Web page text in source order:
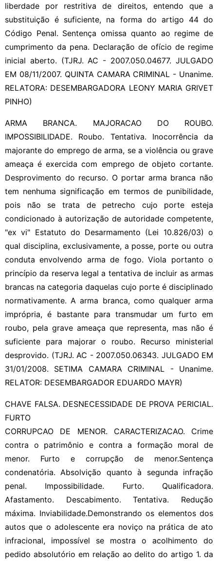
liberdade por restritiva de direitos, entendo que a
substituição é suficiente, na forma do artigo 44 do
Código Penal. Sentença omissa quanto ao regime de
cumprimento da pena. Declaração de ofício de regime
inicial aberto. (TJRJ. AC - 2007.050.04677. JULGADO
EM 08/11/2007. QUINTA CAMARA CRIMINAL - Unanime.
RELATORA: DESEMBARGADORA LEONY MARIA GRIVET
PINHO)
ARMA BRANCA. MAJORACAO DO ROUBO.
IMPOSSIBILIDADE. Roubo. Tentativa. Inocorrência da
majorante do emprego de arma, se a violência ou grave
ameaça é exercida com emprego de objeto cortante.
Desprovimento do recurso. O portar arma branca não
tem nenhuma significação em termos de punibilidade,
pois não se trata de petrecho cujo porte esteja
condicionado à autorização de autoridade competente,
"ex vi" Estatuto do Desarmamento (Lei 10.826/03) o
qual disciplina, exclusivamente, a posse, porte ou outra
conduta envolvendo arma de fogo. Viola portanto o
princípio da reserva legal a tentativa de incluir as armas
brancas na categoria daquelas cujo porte é disciplinado
normativamente. A arma branca, como qualquer arma
imprópria, é bastante para transmudar um furto em
roubo, pela grave ameaça que representa, mas não é
suficiente para majorar o roubo. Recurso ministerial
desprovido. (TJRJ. AC - 2007.050.06343. JULGADO EM
31/01/2008. SETIMA CAMARA CRIMINAL - Unanime.
RELATOR: DESEMBARGADOR EDUARDO MAYR)
CHAVE FALSA. DESNECESSIDADE DE PROVA PERICIAL.
FURTO
CORRUPCAO DE MENOR. CARACTERIZACAO. Crime
contra o patrimônio e contra a formação moral de
menor. Furto e corrupção de menor.Sentença
condenatória. Absolvição quanto à segunda infração
penal. Impossibilidade. Furto. Qualificadora.
Afastamento. Descabimento. Tentativa. Redução
máxima. Inviabilidade.Demonstrando os elementos dos
autos que o adolescente era noviço na prática de ato
infracional, impossível se mostra o acolhimento do
pedido absolutório em relação ao delito do artigo 1. da